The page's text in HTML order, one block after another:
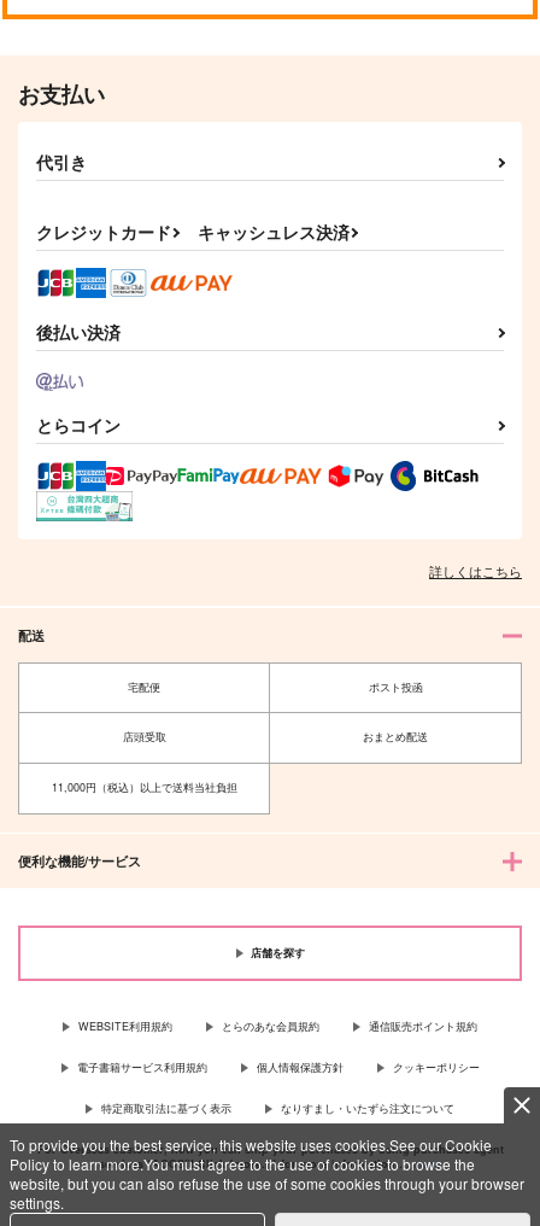
To provide you the best service, this website uses cookies.See our Cookie
Policy to learn more.You must agree to the use of cookies to browse the
website, but you can also refuse the use of some cookies through your browser
settings.
お支払い
代引き
クレジットカード キャッシュレス決済
後払い決済
とらコイン
詳しくはこちら
配送
宅配便 ポスト投函
店頭受取 おまとめ配送
11,000円（税込）以上で送料当社負担
便利な機能/サービス
店舗を探す
WEBSITE利用規約 とらのあな会員規約 通信販売ポイント規約
電子書籍サービス利用規約 個人情報保護方針 クッキーポリシー
特定商取引法に基づく表示 なりすまし・いたずら注文について
For Overseas customer, now you can ship your purchases by using purchases agent
services “AOCS”! Click {more…} for more information …more